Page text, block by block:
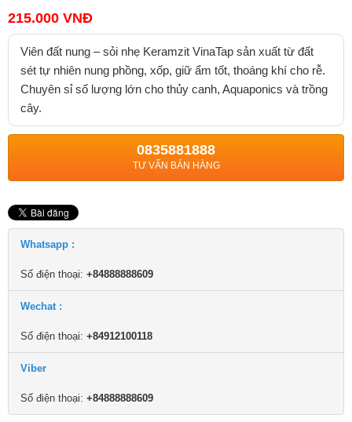
215.000 VNĐ
Viên đất nung – sỏi nhẹ Keramzit VinaTap sản xuất từ đất
sét tự nhiên nung phồng, xốp, giữ ẩm tốt, thoáng khí cho rễ.
Chuyên sỉ số lượng lớn cho thủy canh, Aquaponics và trồng
cây.
0835881888
TƯ VẤN BÁN HÀNG
Whatsapp :
Số điện thoại: +84888888609
Wechat :
Số điện thoại: +84912100118
Viber
Số điện thoại: +84888888609